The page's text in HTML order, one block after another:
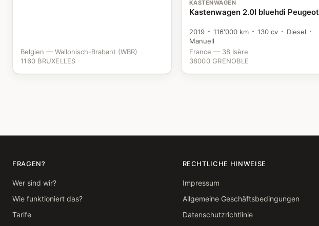
Belgien — Wallonisch-Brabant (WBR)
1160 BRUXELLES
KASTENWAGEN
Kastenwagen 2.0l bluehdi Peugeot
2019 116'000 km 130 cv
Diesel
Manuell
France — 38 Isère
38000 GRENOBLE
FRAGEN?
Wer sind wir?
Wie funktioniert das?
Tarife
RECHTLICHE HINWEISE
Impressum
Allgemeine Geschäftsbedingungen
Datenschutzrichtlinie